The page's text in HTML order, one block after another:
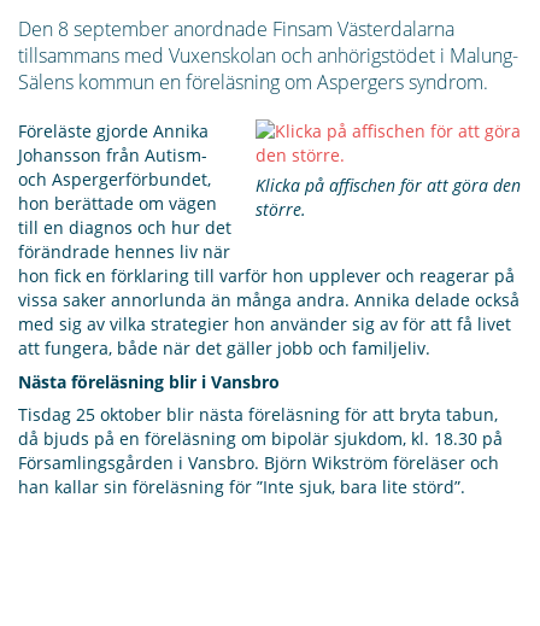
Den 8 september anordnade Finsam Västerdalarna
tillsammans med Vuxenskolan och anhörigstödet i Malung-
Sälens kommun en föreläsning om Aspergers syndrom.
Klicka på affischen för att göra den
större.
Föreläste gjorde Annika
Johansson från Autism-
och Aspergerförbundet,
hon berättade om vägen
till en diagnos och hur det
förändrade hennes liv när
hon fick en förklaring till varför hon upplever och reagerar på
vissa saker annorlunda än många andra. Annika delade också
med sig av vilka strategier hon använder sig av för att få livet
att fungera, både när det gäller jobb och familjeliv.
Nästa föreläsning blir i Vansbro
Tisdag 25 oktober blir nästa föreläsning för att bryta tabun,
då bjuds på en föreläsning om bipolär sjukdom, kl. 18.30 på
Församlingsgården i Vansbro. Björn Wikström föreläser och
han kallar sin föreläsning för ”Inte sjuk, bara lite störd”.